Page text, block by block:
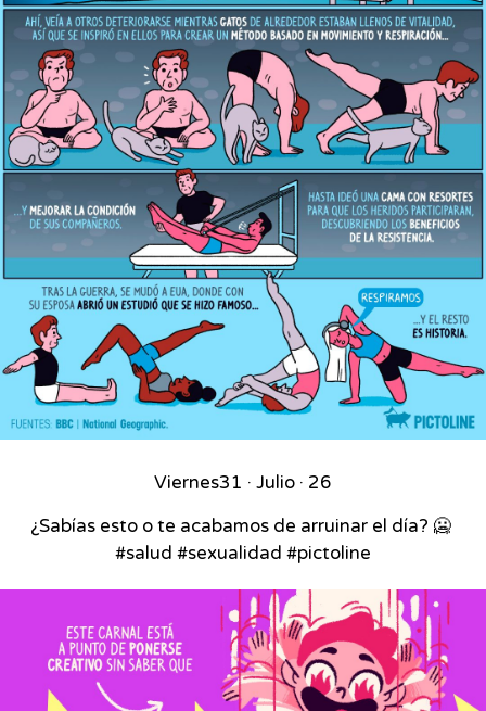
Viernes31 · Julio · 26
¿Sabías esto o te acabamos de arruinar el día? 🥶⁣ ⁣
#salud #sexualidad #pictoline